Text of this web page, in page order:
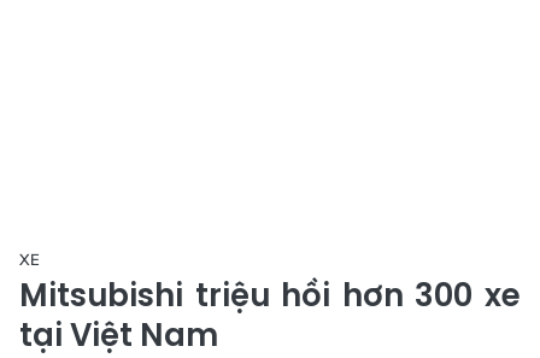
XE
Mitsubishi triệu hồi hơn 300 xe
tại Việt Nam